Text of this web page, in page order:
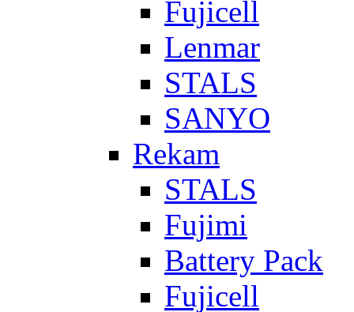
Fujicell
Lenmar
STALS
SANYO
Rekam
STALS
Fujimi
Battery Pack
Fujicell